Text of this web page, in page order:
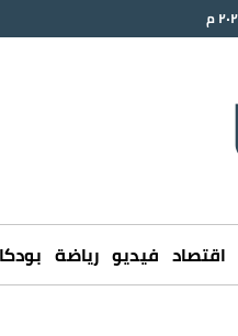
اقتصاد فيديو رياضة